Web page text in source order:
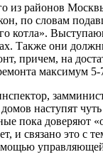
из районов
по словам
котла».
Также они
причем, на
максимум 5-
наступят
пока
и связано это с